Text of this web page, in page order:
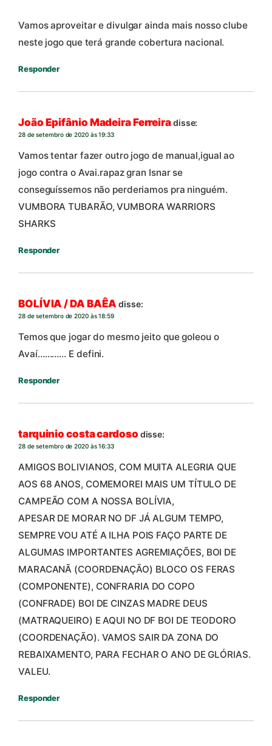
Vamos aproveitar e divulgar ainda mais nosso clube
neste jogo que terá grande cobertura nacional.
Responder
João Epifânio Madeira Ferreiradisse:
28 de setembro de 2020 às 19:33
Vamos tentar fazer outro jogo de manual,igual ao
jogo contra o Avai.rapaz gran Isnar se
conseguíssemos não perderiamos pra ninguém.
VUMBORA TUBARÃO, VUMBORA WARRIORS
SHARKS
Responder
BOLÍVIA / DA BAÊA disse:
28 de setembro de 2020 às 18:59
Temos que jogar do mesmo jeito que goleou o
Avaí………… E defini.
Responder
tarquinio costa cardoso disse:
28 de setembro de 2020 às 16:33
AMIGOS BOLIVIANOS, COM MUITA ALEGRIA QUE
AOS 68 ANOS, COMEMOREI MAIS UM TÍTULO DE
CAMPEÃO COM A NOSSA BOLÍVIA,
APESAR DE MORAR NO DF JÁ ALGUM TEMPO,
SEMPRE VOU ATÉ A ILHA POIS FAÇO PARTE DE
ALGUMAS IMPORTANTES AGREMIAÇÕES, BOI DE
MARACANÃ (COORDENAÇÃO) BLOCO OS FERAS
(COMPONENTE), CONFRARIA DO COPO
(CONFRADE) BOI DE CINZAS MADRE DEUS
(MATRAQUEIRO) E AQUI NO DF BOI DE TEODORO
(COORDENAÇÃO). VAMOS SAIR DA ZONA DO
REBAIXAMENTO, PARA FECHAR O ANO DE GLÓRIAS.
VALEU.
Responder